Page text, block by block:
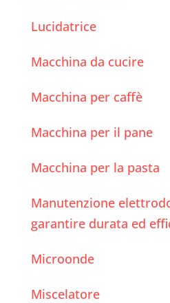
Lucidatrice
Macchina da cucire
Macchina per caffè
Macchina per il pane
Macchina per la pasta
Manutenzione
garantire durata ed
Microonde
Miscelatore